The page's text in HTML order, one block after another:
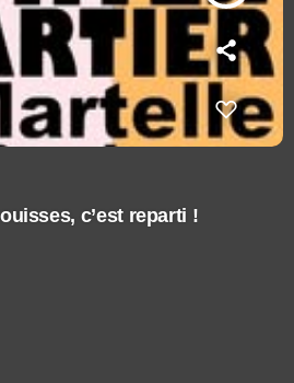
c’est reparti !